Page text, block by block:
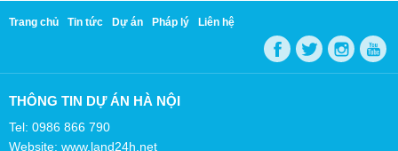
Trang chủ Tin tức Dự án Pháp lý Liên hệ
THÔNG TIN DỰ ÁN HÀ NỘI
Tel: 0986 866 790
Website: www.land24h.net